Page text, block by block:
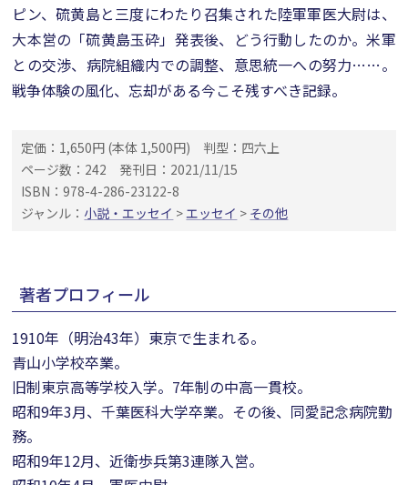
ピン、硫黄島と三度にわたり召集された陸軍軍医大尉は、
大本営の「硫黄島玉砕」発表後、どう行動したのか。米軍
との交渉、病院組織内での調整、意思統一への努力……。
戦争体験の風化、忘却がある今こそ残すべき記録。
定価：1,650円 (本体 1,500円)
判型：四六上
ページ数：242
発刊日：2021/11/15
ISBN：978-4-286-23122-8
ジャンル： 小説・エッセイ >エッセイ > その他
著者プロフィール
1910年（明治43年）東京で生まれる。
青山小学校卒業。
旧制東京高等学校入学。7年制の中高一貫校。
昭和9年3月、千葉医科大学卒業。その後、同愛記念病院勤
務。
昭和9年12月、近衛歩兵第3連隊入営。